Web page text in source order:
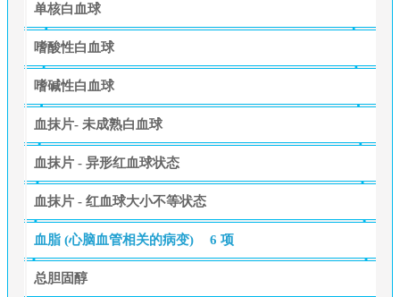
单核白血球
嗜酸性白血球
嗜碱性白血球
血抹片- 未成熟白血球
血抹片 - 异形红血球状态
血抹片 - 红血球大小不等状态
血脂 (心脑血管相关的病变) 6 项
总胆固醇